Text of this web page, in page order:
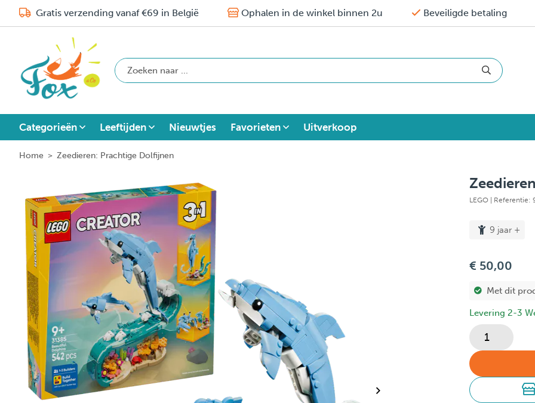
Gratis verzending vanaf €69 in België Ophalen in de winkel binnen 2u Beveiligde betaling
Categorieën Leeftijden Nieuwtjes Favorieten Uitverkoop
Home > Zeedieren: Prachtige Dolfijnen
LEGO | Referentie:
9 jaar +
€ 50,00
Met dit
Levering 2-3